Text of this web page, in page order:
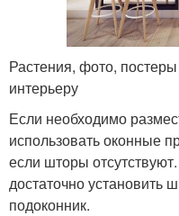
Растения, фото,
интерьеру
Если необходимо
использовать оконные
если шторы
достаточно установить
подоконник.